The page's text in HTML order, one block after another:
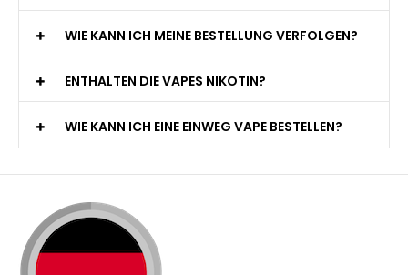
WIE KANN ICH MEINE BESTELLUNG VERFOLGEN?
ENTHALTEN DIE VAPES NIKOTIN?
WIE KANN ICH EINE EINWEG VAPE BESTELLEN?